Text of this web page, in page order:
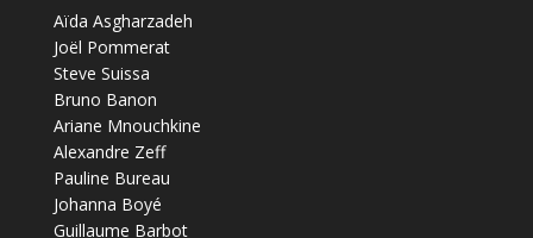
Aïda Asgharzadeh
Joël Pommerat
Steve Suissa
Bruno Banon
Ariane Mnouchkine
Alexandre Zeff
Pauline Bureau
Johanna Boyé
Guillaume Barbot